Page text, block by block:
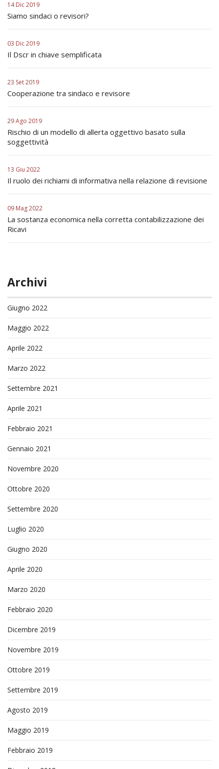
14 Dic 2019
Siamo sindaci o revisori?
03 Dic 2019
Il Dscr in chiave semplificata
23 Set 2019
Cooperazione tra sindaco e revisore
29 Ago 2019
Rischio di un modello di allerta oggettivo basato sulla
soggettività
13 Giu 2022
Il ruolo dei richiami di informativa nella relazione di revisione
09 Mag 2022
La sostanza economica nella corretta contabilizzazione dei
Ricavi
Archivi
Giugno 2022
Maggio 2022
Aprile 2022
Marzo 2022
Settembre 2021
Aprile 2021
Febbraio 2021
Gennaio 2021
Novembre 2020
Ottobre 2020
Settembre 2020
Luglio 2020
Giugno 2020
Aprile 2020
Marzo 2020
Febbraio 2020
Dicembre 2019
Novembre 2019
Ottobre 2019
Settembre 2019
Agosto 2019
Maggio 2019
Febbraio 2019